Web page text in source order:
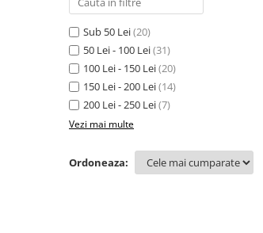
Sub 50 Lei(20)
50 Lei - 100 Lei(31)
100 Lei - 150 Lei(20)
150 Lei - 200 Lei(14)
200 Lei - 250 Lei(7)
Vezi mai multe
Ordoneaza: